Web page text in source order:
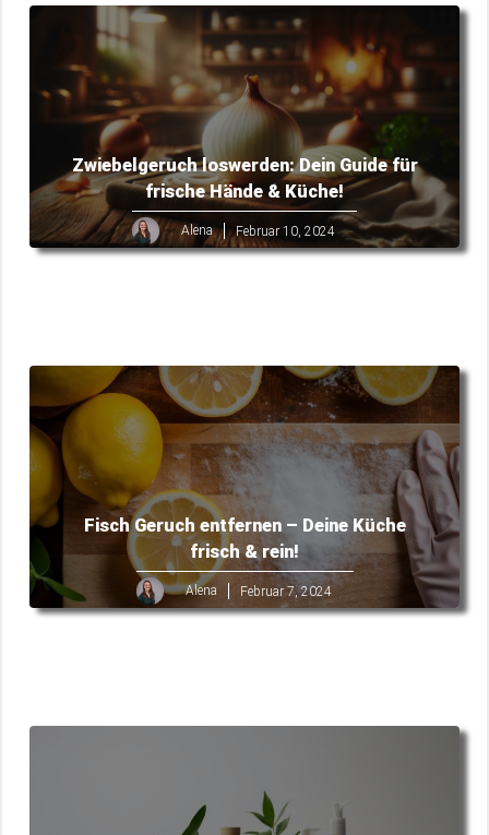
Zwiebelgeruch loswerden: Dein Guide für
frische Hände & Küche!
Alena Februar 10, 2024
Fisch Geruch entfernen – Deine Küche
frisch & rein!
Alena Februar 7, 2024